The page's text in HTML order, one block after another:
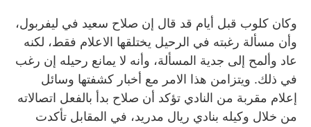
وكان كلوب قبل أيام قد قال إن صلاح سعيد في ليفربول،
وأن مسألة رغبته في الرحيل يختلقها الاعلام فقط، لكنه
عاد وألمح إلى جدية المسألة، وأنه لا يمانع رحيله إن رغب
في ذلك. ويتزامن هذا الامر مع أخبار كشفتها وسائل
إعلام مقربة من النادي تؤكد أن صلاح بدأ بالفعل اتصالاته
من خلال وكيله بنادي ريال مدريد، في المقابل تأكدت